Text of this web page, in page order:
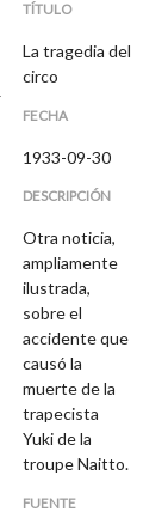
TÍTULO
La tragedia del
circo
FECHA
1933-09-30
DESCRIPCIÓN
Otra noticia,
ampliamente
ilustrada,
sobre el
accidente que
causó la
muerte de la
trapecista
Yuki de la
troupe Naitto.
FUENTE